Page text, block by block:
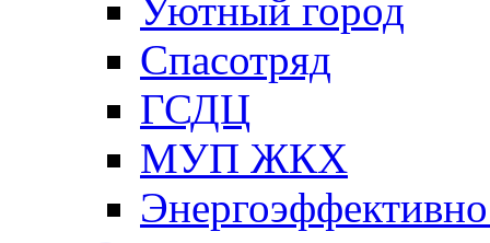
Уютный город
Спасотряд
ГСДЦ
МУП ЖКХ